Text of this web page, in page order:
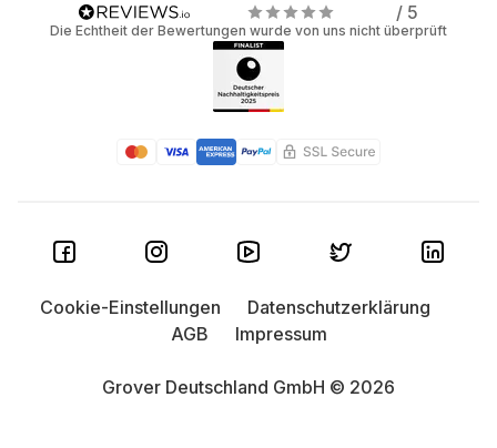
/ 5
Die Echtheit der Bewertungen wurde von uns nicht überprüft
Grover Deutschland GmbH © 2026
Cookie-Einstellungen
Datenschutzerklärung
AGB
Impressum